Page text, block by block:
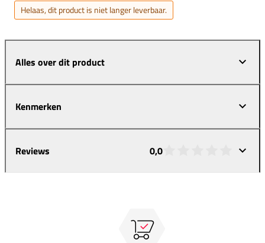
Helaas, dit product is niet langer leverbaar.
Alles over dit product
Kenmerken
Reviews 0,0